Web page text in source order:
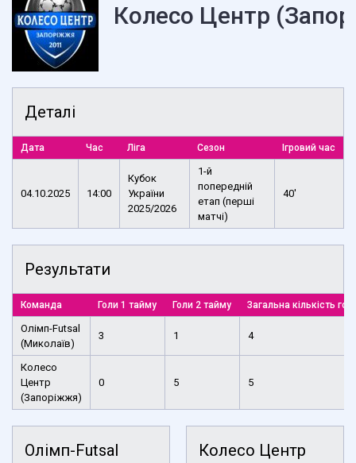
Колесо Центр
Деталі
Дата Час Ліга Сезон Ігровий час
04.10.2025 14:00
Кубок
України
2025/2026
1-й
попередній
етап (перші
матчі)
40'
Результати
Команда Голи 1 тайму Голи 2 тайму Загальна кількість
Олімп-Futsal
(Миколаїв)
3 1 4
Колесо
Центр
(Запоріжжя)
0 5 5
Олімп-Futsal
Колесо Центр